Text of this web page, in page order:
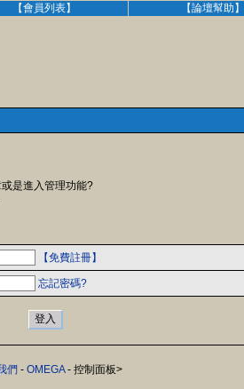
【會員列表】 【論壇幫助】
是進入管理功能?
【免費註冊】
忘記密碼?
們 - OMEGA- 控制面板>